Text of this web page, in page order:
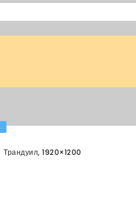
Трандуил, 1920×1200